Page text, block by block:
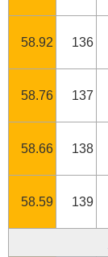
58.92 136
58.76 137
58.66 138
58.59 139